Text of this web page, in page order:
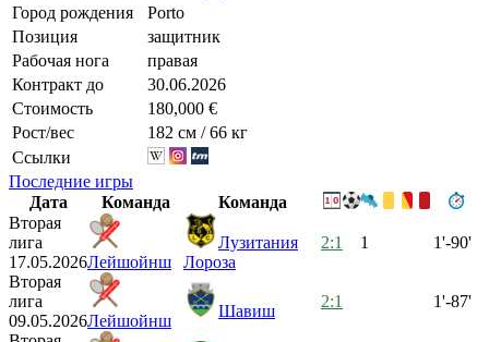
Город рождения
Porto
Позиция
защитник
Рабочая нога
правая
Контракт до
30.06.2026
Стоимость
180,000 €
Рост/вес
182 см / 66 кг
Ссылки
Последние игры
Дата
Команда
Команда
Вторая
лига
17.05.2026Лейшойнш
Лузитания
Лороза
2:1 1 1'-90'
Вторая
лига
09.05.2026Лейшойнш
Шавиш
2:1 1'-87'